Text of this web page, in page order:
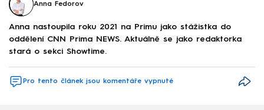
Anna Fedorov
Anna nastoupila roku 2021 na Primu jako stážistka do
oddělení CNN Prima NEWS. Aktuálně se jako redaktorka
stará o sekci Showtime.
Pro tento článek jsou komentáře vypnuté